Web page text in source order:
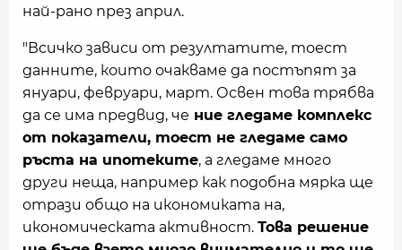
най-рано през април.
"Всичко зависи от резултатите, тоест
данните, които очакваме да постъпят за
януари, февруари, март. Освен това трябва
да се има предвид, че ние гледаме комплекс
от показатели, тоест не гледаме само
ръста на ипотеките, а гледаме много
други неща, например как подобна мярка ще
отрази общо на икономиката на,
икономическата активност. Това решение